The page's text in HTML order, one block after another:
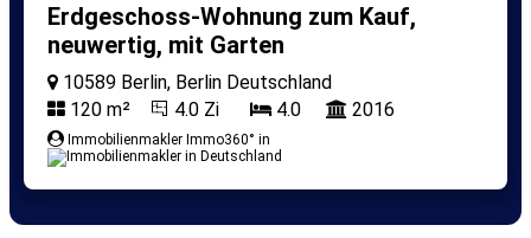
Erdgeschoss-Wohnung zum Kauf,
neuwertig, mit Garten
10589 Berlin, Berlin Deutschland
120 m²
4.0 Zi 4.0 2016
Immobilienmakler Immo360° in